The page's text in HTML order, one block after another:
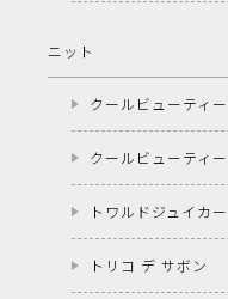
ニット
クールビューティ
クールビューティ
トワルドジュイカ
トリコ デ サボン